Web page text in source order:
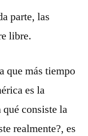
parte, las
libre.
que más tiempo
es la
consiste la
realmente?, es